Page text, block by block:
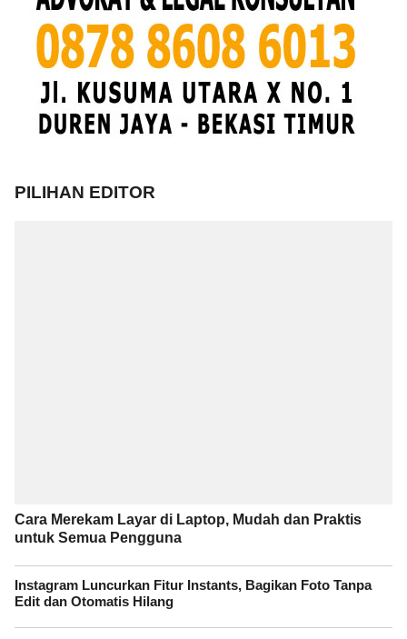
PILIHAN EDITOR
Cara Merekam Layar di Laptop, Mudah dan Praktis
untuk Semua Pengguna
Instagram Luncurkan Fitur Instants, Bagikan Foto Tanpa
Edit dan Otomatis Hilang